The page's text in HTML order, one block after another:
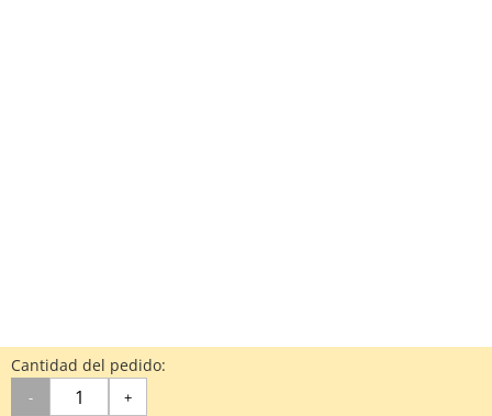
Cantidad del pedido:
- +